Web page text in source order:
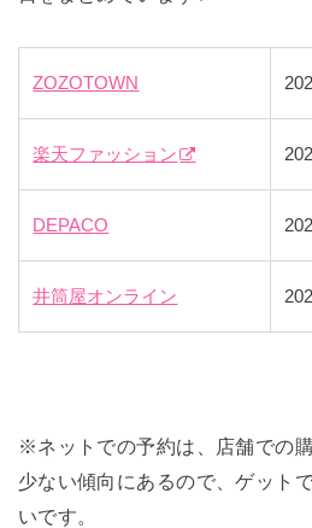
ZOZOTOWN
楽天ファッション
DEPACO
井筒屋オンライン
※ネットでの予約は、店舗での
少ない傾向にあるので、ゲット
いです。